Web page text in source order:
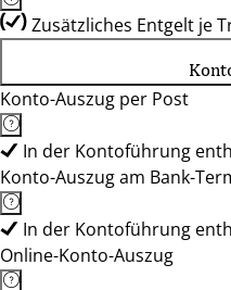
Zusätzliches Entgelt je
Konto-Auszug per Post
In der Kontoführung
Konto-Auszug am Bank-
In der Kontoführung
Online-Konto-Auszug